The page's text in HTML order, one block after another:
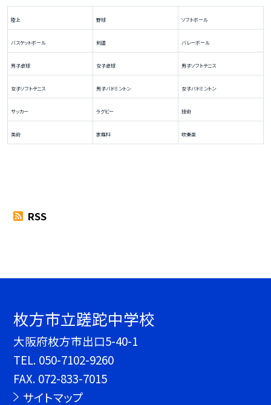
陸上 野球 ソフトボール
バスケットボール 剣道 バレーボール
男子卓球 女子卓球 男子ソフトテニス
女子ソフトテニス 男子バドミントン 女子バドミントン
サッカー ラグビー 技術
美術 家庭科 吹奏楽
RSS
枚方市立蹉跎中学校
大阪府枚方市出口5-40-1
TEL. 050-7102-9260
FAX. 072-833-7015
サイトマップ